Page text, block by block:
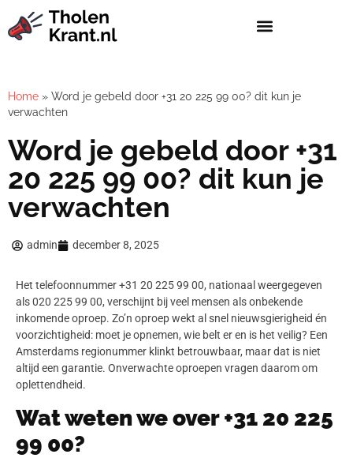
Home » Word je gebeld door +31 20 225 99 00? dit kun je
verwachten
Word je gebeld door +31
20 225 99 00? dit kun je
verwachten
admin december 8, 2025
Het telefoonnummer +31 20 225 99 00, nationaal weergegeven
als 020 225 99 00, verschijnt bij veel mensen als onbekende
inkomende oproep. Zo’n oproep wekt al snel nieuwsgierigheid én
voorzichtigheid: moet je opnemen, wie belt er en is het veilig? Een
Amsterdams regionummer klinkt betrouwbaar, maar dat is niet
altijd een garantie. Onverwachte oproepen vragen daarom om
oplettendheid.
Wat weten we over +31 20 225
99 00?